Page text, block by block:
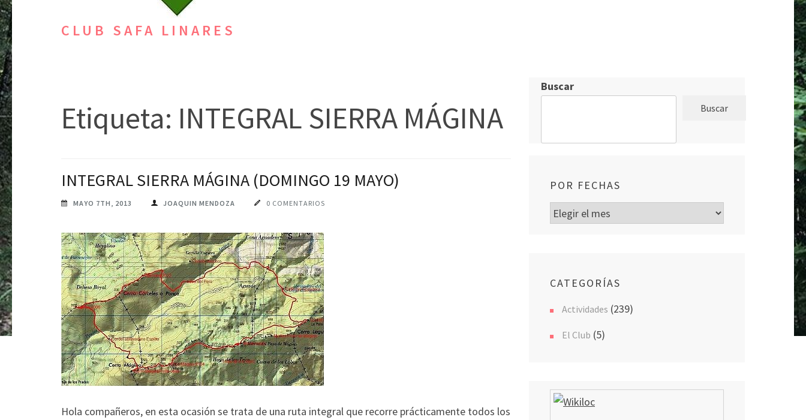
CLUB SAFA LINARES
Etiqueta: INTEGRAL SIERRA MÁGINA
INTEGRAL SIERRA MÁGINA (DOMINGO 19 MAYO)
MAYO 7TH, 2013 JOAQUIN MENDOZA 0 COMENTARIOS
Hola compañeros, en esta ocasión se trata de una ruta integral que recorre prácticamente todos los
Buscar
Buscar
POR FECHAS
Por
fechas
CATEGORÍAS
Actividades (239)
El Club (5)